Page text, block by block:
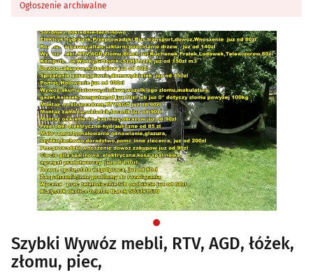
Ogłoszenie archiwalne
Szybki Wywóz mebli, RTV, AGD, łóżek,
złomu, piec,